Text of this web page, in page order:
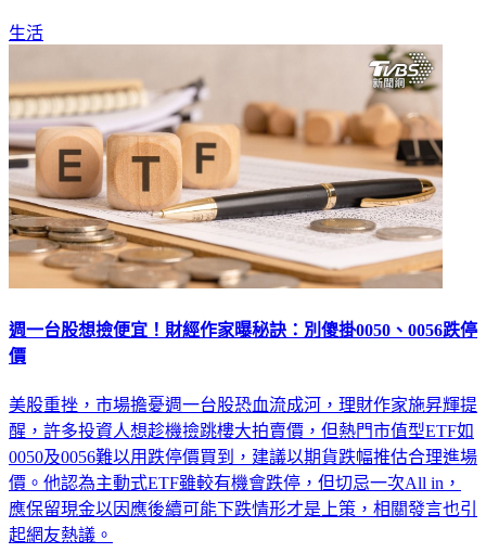
生活
週一台股想撿便宜！財經作家曝秘訣：別傻掛0050、0056跌停
價
美股重挫，市場擔憂週一台股恐血流成河，理財作家施昇輝提
醒，許多投資人想趁機撿跳樓大拍賣價，但熱門市值型ETF如
0050及0056難以用跌停價買到，建議以期貨跌幅推估合理進場
價。他認為主動式ETF雖較有機會跌停，但切忌一次All in，
應保留現金以因應後續可能下跌情形才是上策，相關發言也引
起網友熱議。